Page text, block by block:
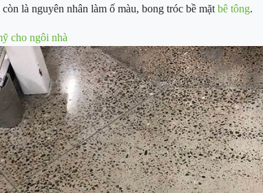
là nguyên nhân làm ố màu, bong tróc bề mặt bê tông.
cho ngôi nhà